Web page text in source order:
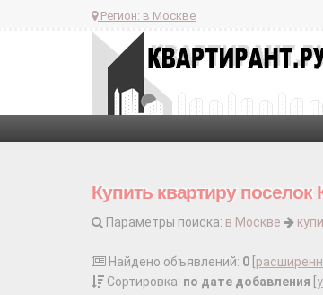
Регион: в Москве
Купить квартиру поселок
Параметры поиска: в Москве
Найдено объявлений: 0
Сортировка: по дате добавления